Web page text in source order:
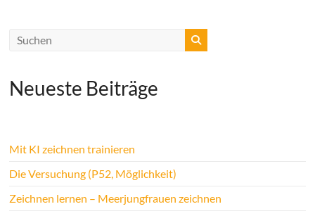
Neueste Beiträge
Mit KI zeichnen trainieren
Die Versuchung (P52, Möglichkeit)
Zeichnen lernen – Meerjungfrauen zeichnen